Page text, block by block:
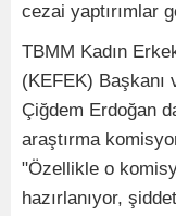
cezai yaptırımlar
TBMM Kadın
(KEFEK)
Çiğdem Erdoğan
araştırma
"Özellikle o
hazırlanıyor,